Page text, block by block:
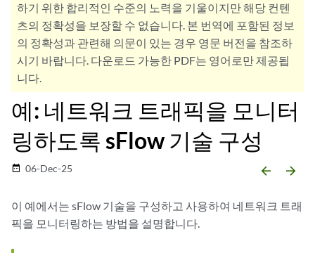
하기 위한 합리적인 수준의 노력을 기울이지만 해당 컨텐
츠의 정확성을 보장할 수 없습니다. 본 번역에 포함된 정보
의 정확성과 관련해 의문이 있는 경우 영문 버전을 참조하
시기 바랍니다. 다운로드 가능한 PDF는 영어로만 제공됩
니다.
예: 네트워크 트래픽을 모니터
링하도록 sFlow 기술 구성
date_range 06-Dec-25 arrow_backward arrow_forward
이 예에서는 sFlow 기술을 구성하고 사용하여 네트워크 트래
픽을 모니터링하는 방법을 설명합니다.